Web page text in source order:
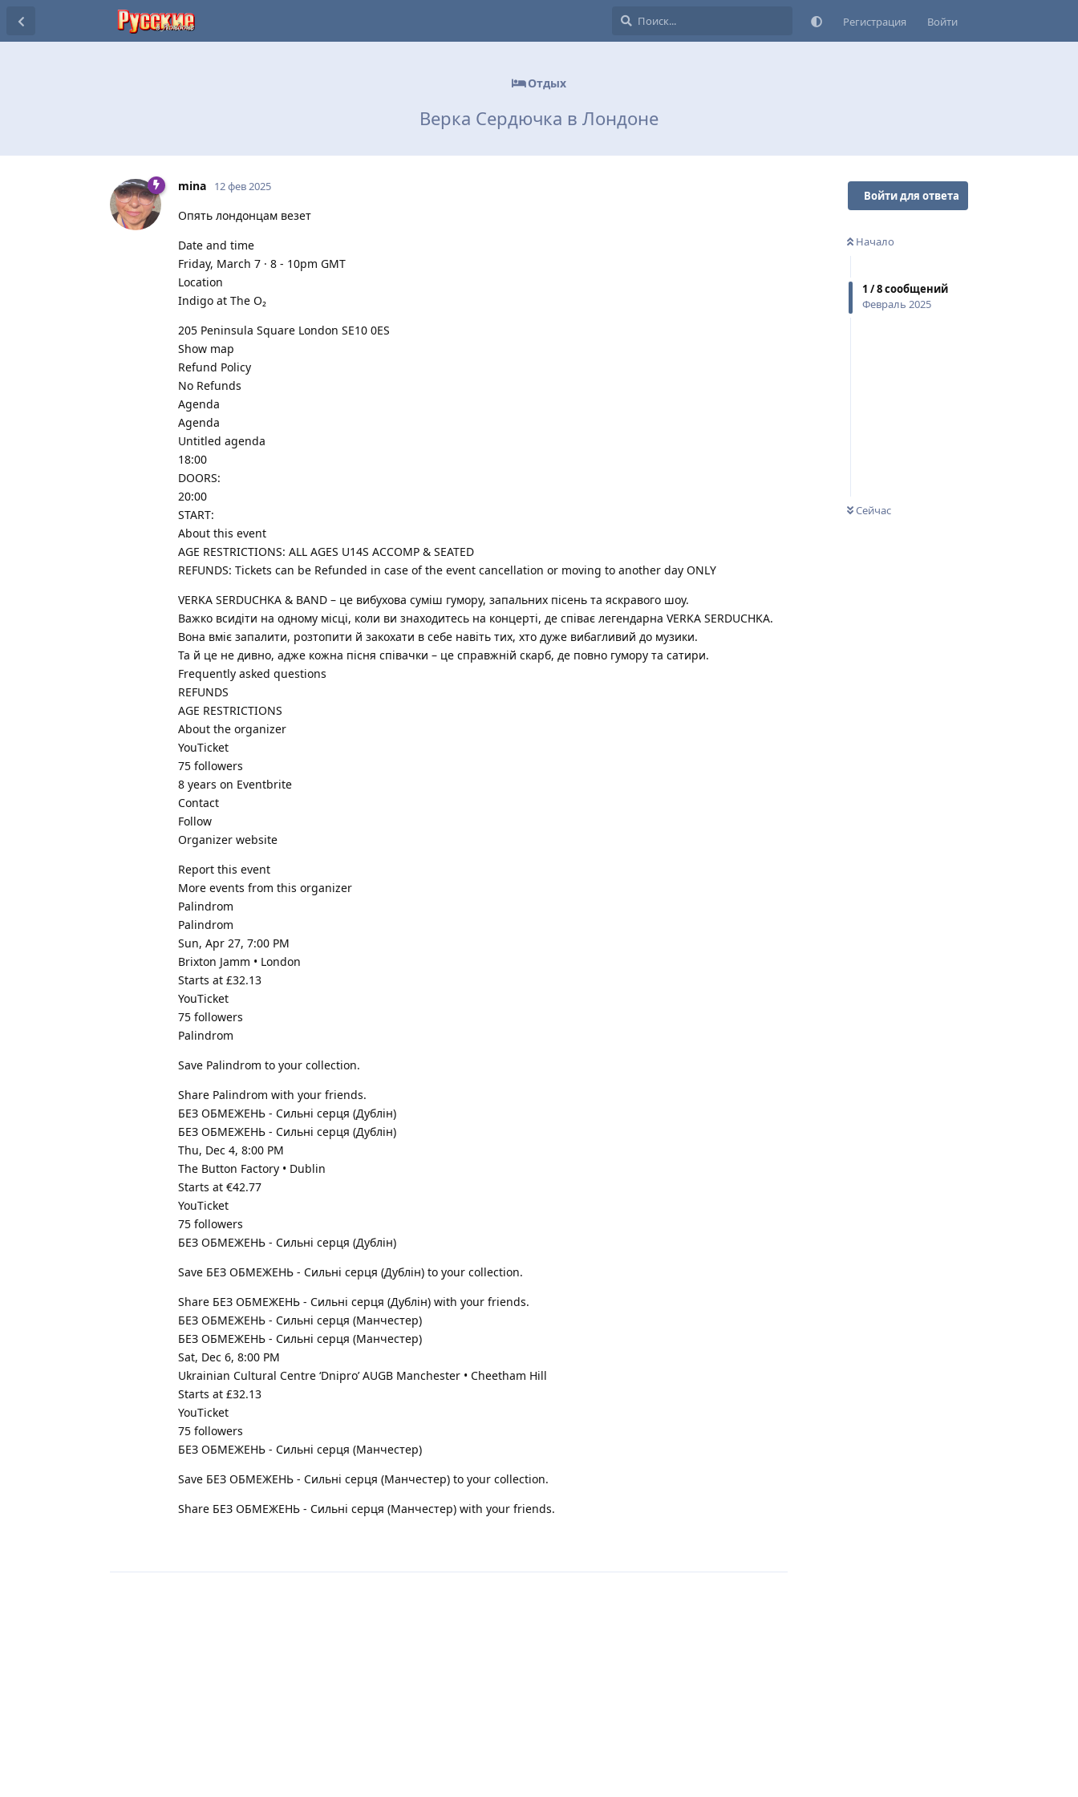
Регистрация Войти
Отдых
Верка Сердючка в Лондоне
Войти для ответа
Начало
1 /8сообщений
Февраль 2025
Сейчас
mina 12 фев 2025
Опять лондонцам везет
Date and time
Friday, March 7 · 8 - 10pm GMT
Location
Indigo at The O₂
205 Peninsula Square London SE10 0ES
Show map
Refund Policy
No Refunds
Agenda
Agenda
Untitled agenda
18:00
DOORS:
20:00
START:
About this event
AGE RESTRICTIONS: ALL AGES U14S ACCOMP & SEATED
REFUNDS: Tickets can be Refunded in case of the event cancellation or moving to another day ONLY
VERKA SERDUCHKA & BAND – це вибухова суміш гумору, запальних пісень та яскравого шоу.
Важко всидіти на одному місці, коли ви знаходитесь на концерті, де співає легендарна VERKA SERDUCHKA.
Вона вміє запалити, розтопити й закохати в себе навіть тих, хто дуже вибагливий до музики.
Та й це не дивно, адже кожна пісня співачки – це справжній скарб, де повно гумору та сатири.
Frequently asked questions
REFUNDS
AGE RESTRICTIONS
About the organizer
YouTicket
75 followers
8 years on Eventbrite
Contact
Follow
Organizer website
Report this event
More events from this organizer
Palindrom
Palindrom
Sun, Apr 27, 7:00 PM
Brixton Jamm • London
Starts at £32.13
YouTicket
75 followers
Palindrom
Save Palindrom to your collection.
Share Palindrom with your friends.
БЕЗ ОБМЕЖЕНЬ - Сильнi серця (Дублiн)
БЕЗ ОБМЕЖЕНЬ - Сильнi серця (Дублiн)
Thu, Dec 4, 8:00 PM
The Button Factory • Dublin
Starts at €42.77
YouTicket
75 followers
БЕЗ ОБМЕЖЕНЬ - Сильнi серця (Дублiн)
Save БЕЗ ОБМЕЖЕНЬ - Сильнi серця (Дублiн) to your collection.
Share БЕЗ ОБМЕЖЕНЬ - Сильнi серця (Дублiн) with your friends.
БЕЗ ОБМЕЖЕНЬ - Сильнi серця (Манчестер)
БЕЗ ОБМЕЖЕНЬ - Сильнi серця (Манчестер)
Sat, Dec 6, 8:00 PM
Ukrainian Cultural Centre ‘Dnipro’ AUGB Manchester • Cheetham Hill
Starts at £32.13
YouTicket
75 followers
БЕЗ ОБМЕЖЕНЬ - Сильнi серця (Манчестер)
Save БЕЗ ОБМЕЖЕНЬ - Сильнi серця (Манчестер) to your collection.
Share БЕЗ ОБМЕЖЕНЬ - Сильнi серця (Манчестер) with your friends.